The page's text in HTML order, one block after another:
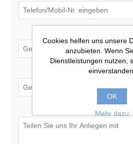
Betreff
Cookies helfen uns unsere
anzubieten. Wenn
Dienstleistungen nutzen,
einverstanden.
OK
Mehr dazu